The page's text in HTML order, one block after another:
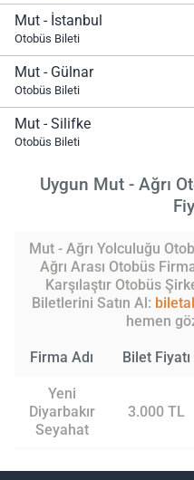
Mut - İstanbul
Otobüs Bileti
Mut - Gülnar
Otobüs Bileti
Mut - Silifke
Otobüs Bileti
Uygun Mut - Ağrı
Mut - Ağrı Yolculuğu
Ağrı Arası Otobüs
Karşılaştır Otobüs
Biletlerini Satın Al:
hemen
Firma Adı Bilet Fiyatı
Yeni
Diyarbakır
Seyahat
3.000 TL